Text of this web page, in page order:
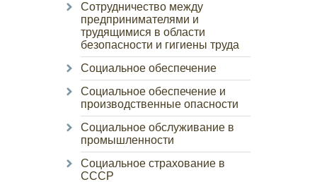
Сотрудничество между
предпринимателями и
трудящимися в области
безопасности и гигиены труда
Социальное обеспечение
Социальное обеспечение и
производственные опасности
Социальное обслуживание в
промышленности
Социальное страхование в
СССР